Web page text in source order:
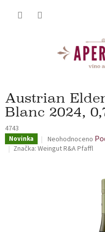
Austrian
Blanc 2024,
4743
Novinka Průměrné
Neohodnoceno
Značka: Weingut R&A Pfaffl